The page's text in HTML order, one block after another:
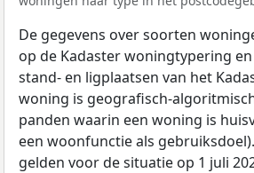
De gegevens over soorten
op de Kadaster woningtypering
stand- en ligplaatsen van het
woning is geografisch-
panden waarin een woning is
een woonfunctie als
gelden voor de situatie op 1 juli